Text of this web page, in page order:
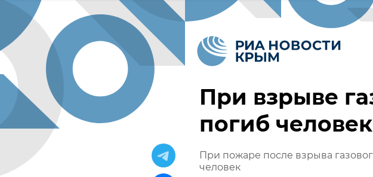
При взрыве
погиб человек
При пожаре после взрыва
человек